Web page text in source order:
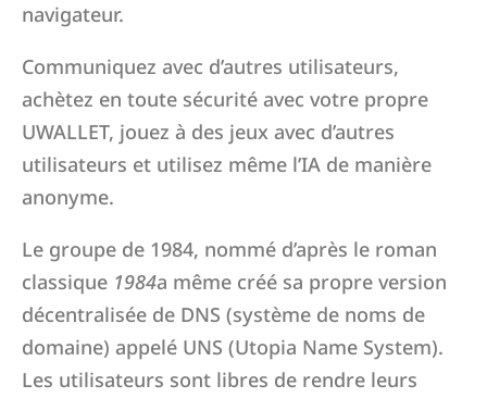
navigateur.
Communiquez avec d’autres utilisateurs,
achètez en toute sécurité avec votre propre
UWALLET, jouez à des jeux avec d’autres
utilisateurs et utilisez même l’IA de manière
anonyme.
Le groupe de 1984, nommé d’après le roman
classique 1984a même créé sa propre version
décentralisée de DNS (système de noms de
domaine) appelé UNS (Utopia Name System).
Les utilisateurs sont libres de rendre leurs